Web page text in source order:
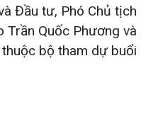
Đầu tư, Phó Chủ tịch
Trần Quốc Phương và
bộ tham dự buổi